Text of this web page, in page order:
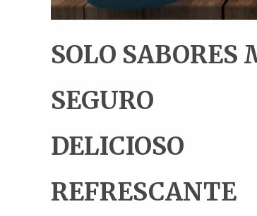
SOLO SABORES
SEGURO
DELICIOSO
REFRESCANTE